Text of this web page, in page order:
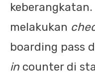
melakukan
boarding pass
in counter di